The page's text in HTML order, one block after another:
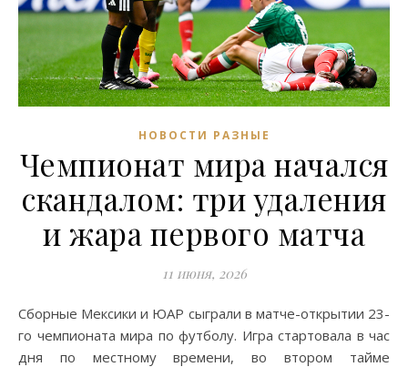
НОВОСТИ РАЗНЫЕ
Чемпионат мира начался
скандалом: три удаления
и жара первого матча
11 июня, 2026
Сборные Мексики и ЮАР сыграли в матче-открытии 23-
го чемпионата мира по футболу. Игра стартовала в час
дня по местному времени, во втором тайме